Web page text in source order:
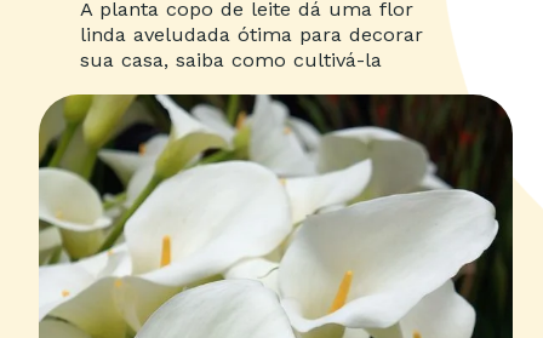
A planta copo de leite dá uma flor
linda aveludada ótima para decorar
sua casa, saiba como cultivá-la